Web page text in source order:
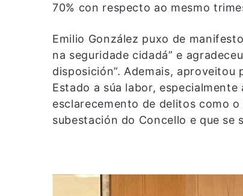
70% con respecto ao mesmo
Emilio González puxo de
na seguridade cidadá” e
disposición”. Ademais,
Estado a súa labor,
esclarecemento de delitos como
subestación do Concello e que se